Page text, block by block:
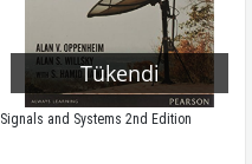
Tükendi
Signals and Systems 2nd Edition